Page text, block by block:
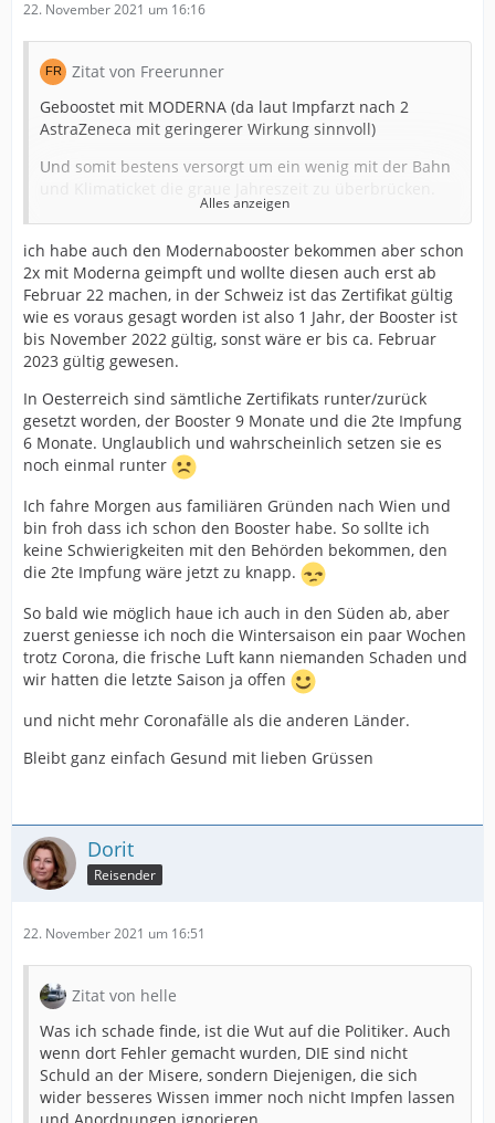
22. November 2021 um 16:16
Zitat von Freerunner
Geboostet mit MODERNA (da laut Impfarzt nach 2
AstraZeneca mit geringerer Wirkung sinnvoll)
Und somit bestens versorgt um ein wenig mit der Bahn
ABER nun wurde innerhalb einer Woche der Lockdown
für Ungeimpfte zum Lockdown für Alle und ab heute
wieder in Geiselhaft.
In Geiselhaft jener, die sich verweigern (nicht nur beim
Impfen) und einer planlosen verlogenen Politik!
Ich hätte den Booster sicher nicht jetzt machen lassen,
wenn ich gewußt hätte, dass wir nun mindestens
wieder 3-4 Wochen zur Untätigkeit verurteilt sind. Das
sind immerhin fast 1 Monat der Gültigkeit beim
Impfpass und der Wirksamkeit.
und einige Wochen in Portugal zu verweilen.
Ich lasse gerne mein Geld in einem Land mit hoher
Impfquote und der nötigen Disziplin.
Alles anzeigen
ich habe auch den Modernabooster bekommen aber schon
2x mit Moderna geimpft und wollte diesen auch erst ab
Februar 22 machen, in der Schweiz ist das Zertifikat gültig
wie es voraus gesagt worden ist also 1 Jahr, der Booster ist
bis November 2022 gültig, sonst wäre er bis ca. Februar
2023 gültig gewesen.
In Oesterreich sind sämtliche Zertifikats runter/zurück
gesetzt worden, der Booster 9 Monate und die 2te Impfung
6 Monate. Unglaublich und wahrscheinlich setzen sie es
noch einmal runter
Ich fahre Morgen aus familiären Gründen nach Wien und
bin froh dass ich schon den Booster habe. So sollte ich
keine Schwierigkeiten mit den Behörden bekommen, den
die 2te Impfung wäre jetzt zu knapp.
So bald wie möglich haue ich auch in den Süden ab, aber
zuerst geniesse ich noch die Wintersaison ein paar Wochen
trotz Corona, die frische Luft kann niemanden Schaden und
wir hatten die letzte Saison ja offen
und nicht mehr Coronafälle als die anderen Länder.
Bleibt ganz einfach Gesund mit lieben Grüssen
Dorit
Reisender
22. November 2021 um 16:51
Zitat von helle
Was ich schade finde, ist die Wut auf die Politiker. Auch
wenn dort Fehler gemacht wurden, DIE sind nicht
Schuld an der Misere, sondern Diejenigen, die sich
wider besseres Wissen immer noch nicht Impfen lassen